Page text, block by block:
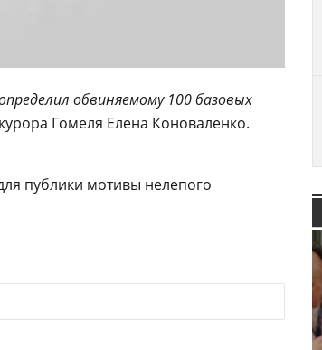
обвиняемому 100 базовых
Гомеля Елена Коноваленко.
публики мотивы нелепого